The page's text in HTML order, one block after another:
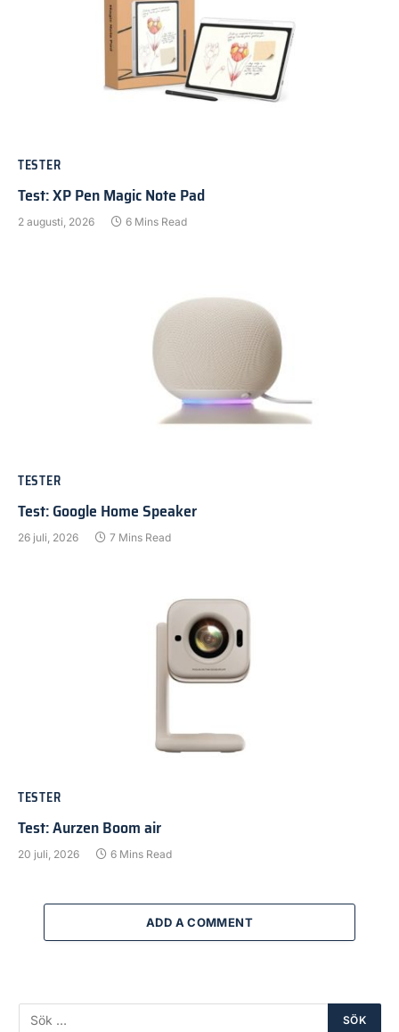
TESTER
Test: XP Pen Magic Note Pad
2 augusti, 2026 6 Mins Read
TESTER
Test: Google Home Speaker
26 juli, 2026 7 Mins Read
TESTER
Test: Aurzen Boom air
20 juli, 2026 6 Mins Read
ADD A COMMENT